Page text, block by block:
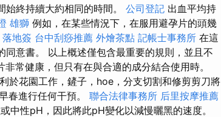
終持續大約相同的時間。 公司登記 出血平均持
雄獅 例如，在某些情況下，在服用避孕片的頭幾
地簽 台中刮痧推薦 外燴茶點 記帳士事務所 在這
意書。 以上概述僅包含最重要的規則，並且不
非常健康，但只有在與合適的成分結合使用時。
於花園工作，鏟子，hoe，分支切割和修剪剪刀將
春進行任何干預。 聯合法律事務所 后里按摩推薦
中性pH，因此將此pH變化以減慢曬黑的速度。